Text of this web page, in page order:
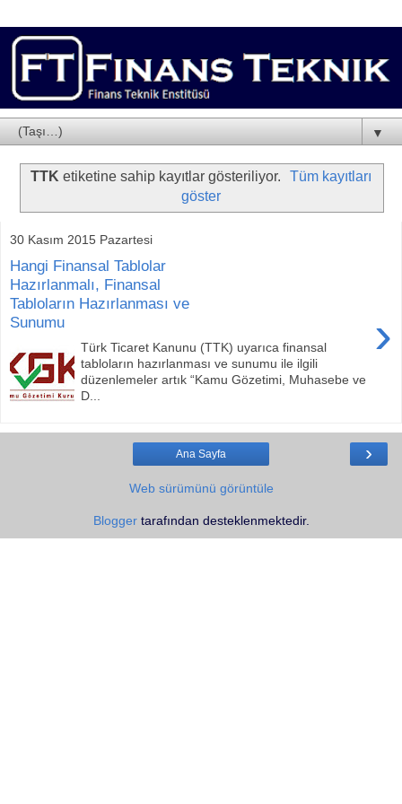
▼
TTK etiketine sahip kayıtlar gösteriliyor.
Tüm kayıtları
göster
30 Kasım 2015 Pazartesi
Hangi Finansal Tablolar
Hazırlanmalı, Finansal
Tabloların Hazırlanması ve
Sunumu
›
Türk Ticaret Kanunu (TTK) uyarıca finansal
tabloların hazırlanması ve sunumu ile ilgili
düzenlemeler artık “Kamu Gözetimi, Muhasebe ve
D...
›
Ana Sayfa
Web sürümünü görüntüle
Bloggertarafından desteklenmektedir.